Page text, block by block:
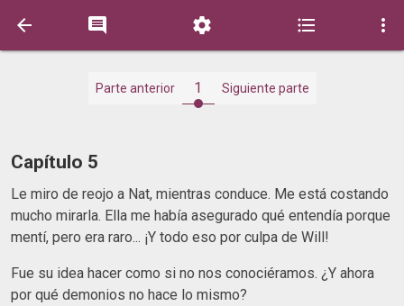
    
Parte anterior 1 Siguiente parte
Capítulo 5
Le miro de reojo a Nat, mientras conduce. Me está costando
mucho mirarla. Ella me había asegurado qué entendía porque
mentí, pero era raro... ¡Y todo eso por culpa de Will!
Fue su idea hacer como si no nos conociéramos. ¿Y ahora
por qué demonios no hace lo mismo?